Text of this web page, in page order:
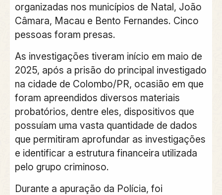
organizadas nos municípios de Natal, João
Câmara, Macau e Bento Fernandes. Cinco
pessoas foram presas.
As investigações tiveram início em maio de
2025, após a prisão do principal investigado
na cidade de Colombo/PR, ocasião em que
foram apreendidos diversos materiais
probatórios, dentre eles, dispositivos que
possuíam uma vasta quantidade de dados
que permitiram aprofundar as investigações
e identificar a estrutura financeira utilizada
pelo grupo criminoso.
Durante a apuração da Polícia, foi